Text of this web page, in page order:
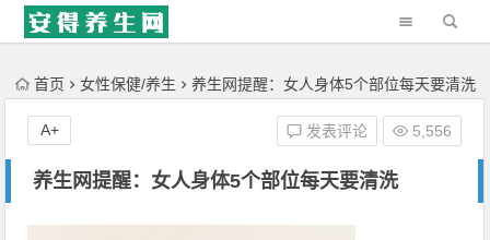
'); })();
首页 女性保健/养生 养生网提醒：女人身体5个部位每天要清洗
养生网提醒：女人身体5个部位每天要清洗
发表评论 5,556
A+